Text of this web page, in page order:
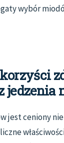
wybór
jedzenia
jest ceniony